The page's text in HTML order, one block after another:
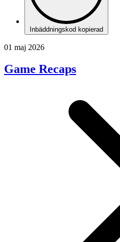
Inbäddningskod kopierad
01 maj 2026
Game Recaps